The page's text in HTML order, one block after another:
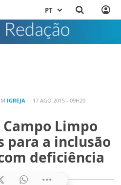
PT
IGREJA 17 AGO 2015 - 09H20
Campo Limpo
para a inclusão
deficiência